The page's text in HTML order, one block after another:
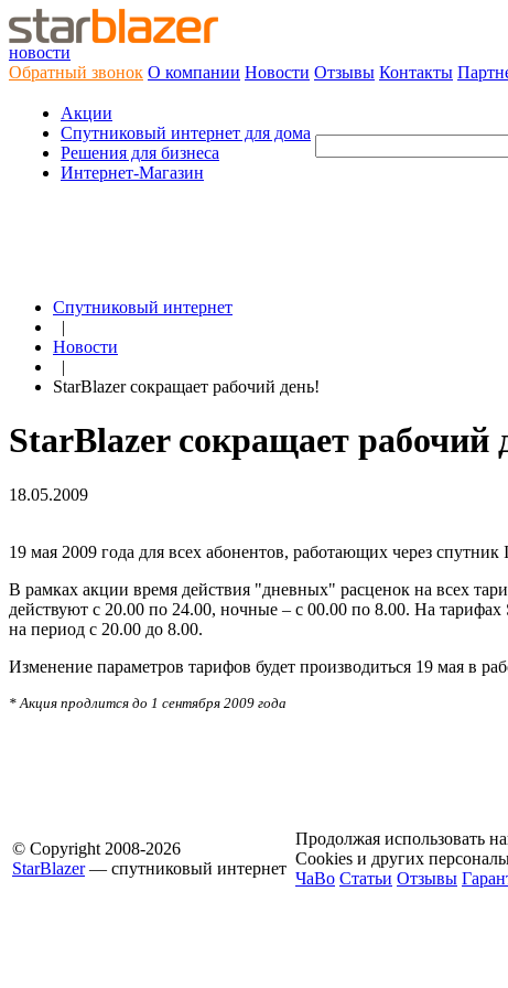
новости
Обратный звонок О компании Новости Отзывы Контакты
Акции
Cпутниковый интернет для дома
Решения для бизнеса
Интернет-Магазин
Спутниковый интернет
|
Новости
|
StarBlazer сокращает рабочий день!
StarBlazer сокращает рабочий
18.05.2009
19 мая 2009 года для всех абонентов, работающих через
В рамках акции время действия "дневных" расценок на всех
действуют с 20.00 по 24.00, ночные – с 00.00 по 8.00. На
на период с 20.00 до 8.00.
Изменение параметров тарифов будет производиться 19 мая в
* Акция продлится до 1 сентября 2009 года
© Copyright 2008-2026
StarBlazer— спутниковый интернет
Продолжая использовать
Cookies и других
ЧаВо Статьи Отзывы